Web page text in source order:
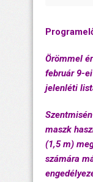
Örömmel
február 9-
jelenléti
maszk
(1,5 m)
számára